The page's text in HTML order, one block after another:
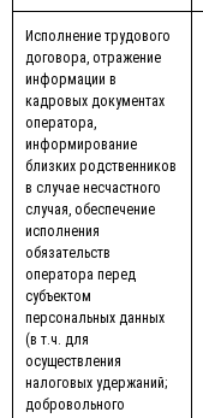
Исполнение трудового
договора, отражение
информации в
кадровых документах
оператора,
информирование
близких родственников
в случае несчастного
случая, обеспечение
исполнения
обязательств
оператора перед
субъектом
персональных данных
(в т.ч. для
осуществления
налоговых удержаний;
добровольного